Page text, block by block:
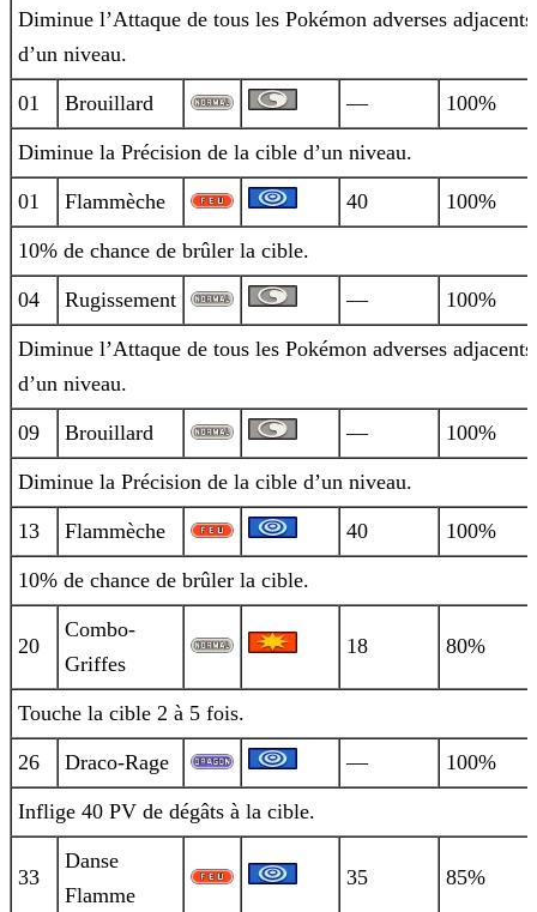
Diminue l’Attaque de tous les Pokémon adverses adjacents
d’un niveau.
01 Brouillard — 100%
Diminue la Précision de la cible d’un niveau.
01 Flammèche 40 100%
10% de chance de brûler la cible.
04 Rugissement — 100%
Diminue l’Attaque de tous les Pokémon adverses adjacents
d’un niveau.
09 Brouillard — 100%
Diminue la Précision de la cible d’un niveau.
13 Flammèche 40 100%
10% de chance de brûler la cible.
20
Combo-
Griffes
18 80%
Touche la cible 2 à 5 fois.
26 Draco-Rage — 100%
Inflige 40 PV de dégâts à la cible.
33
Danse
Flamme
35 85%